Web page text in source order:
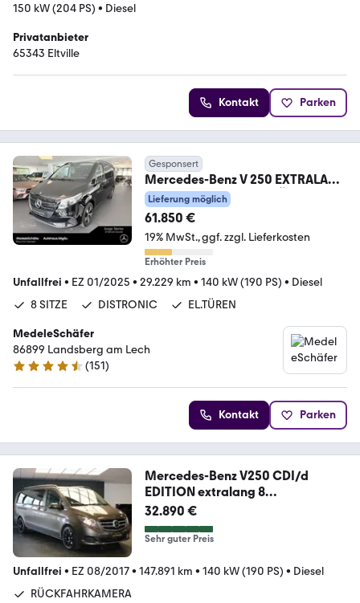
150 kW (204 PS) • Diesel
Privatanbieter
65343 Eltville
Kontakt Parken
Gesponsert
Mercedes-Benz V 250 EXTRALANG
MBUX DISTRONIC EL.TÜREN
8SITZE
Lieferung möglich
61.850 €
19% MwSt. ggf. zzgl. Lieferkosten
Erhöhter Preis
Unfallfrei • EZ 01/2025 • 29.229 km • 140 kW (190 PS) • Diesel
8 SITZE
DISTRONIC EL.TÜREN
MedeleSchäfer
86899 Landsberg am Lech
4.7 Sterne
(151)
Kontakt Parken
Mercedes-Benz V250 CDI/d
EDITION extralang 8
SITZER/KAMERA/
32.890 €
Sehr guter Preis
Unfallfrei • EZ 08/2017• 147.891 km • 140 kW (190 PS) • Diesel
RÜCKFAHRKAMERA